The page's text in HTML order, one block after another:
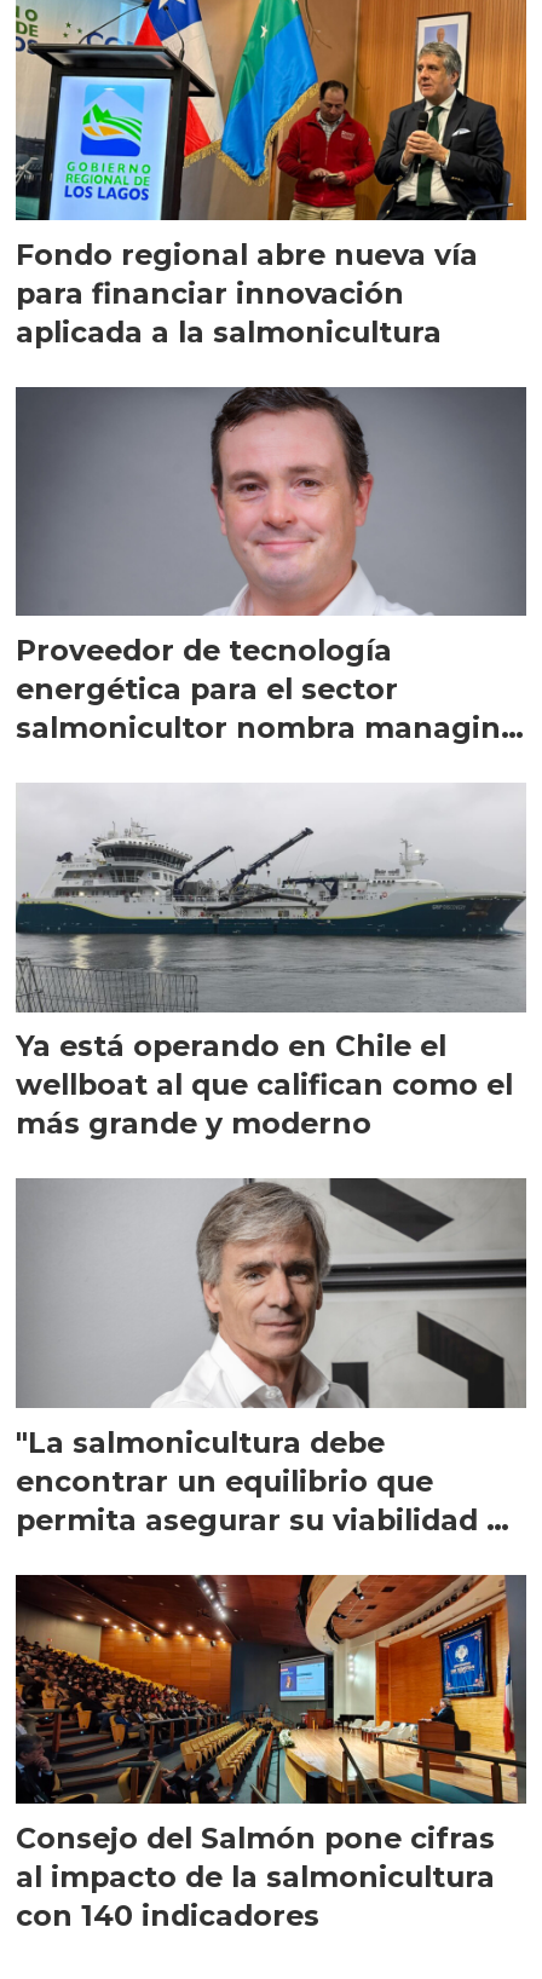
Fondo regional abre nueva vía
para financiar innovación
aplicada a la salmonicultura
Proveedor de tecnología
energética para el sector
salmonicultor nombra managing
Ya está operando en Chile el
wellboat al que califican como el
más grande y moderno
"La salmonicultura debe
encontrar un equilibrio que
permita asegurar su viabilidad de
Consejo del Salmón pone cifras
al impacto de la salmonicultura
con 140 indicadores